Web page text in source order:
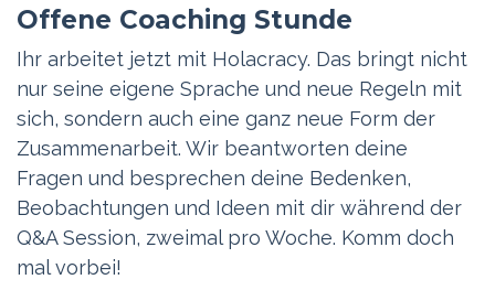
Offene Coaching Stunde
Ihr arbeitet jetzt mit Holacracy. Das bringt nicht
nur seine eigene Sprache und neue Regeln mit
sich, sondern auch eine ganz neue Form der
Zusammenarbeit. Wir beantworten deine
Fragen und besprechen deine Bedenken,
Beobachtungen und Ideen mit dir während der
Q&A Session, zweimal pro Woche. Komm doch
mal vorbei!